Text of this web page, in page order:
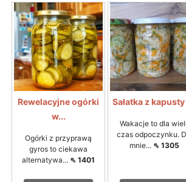
Rewelacyjne ogórki
w...
Ogórki z przyprawą
gyros to ciekawa
alternatywa... ⇖ 1401
Sałatka z kapusty
Wakacje to dla
czas odpoczynku.
mnie... ⇖ 1305